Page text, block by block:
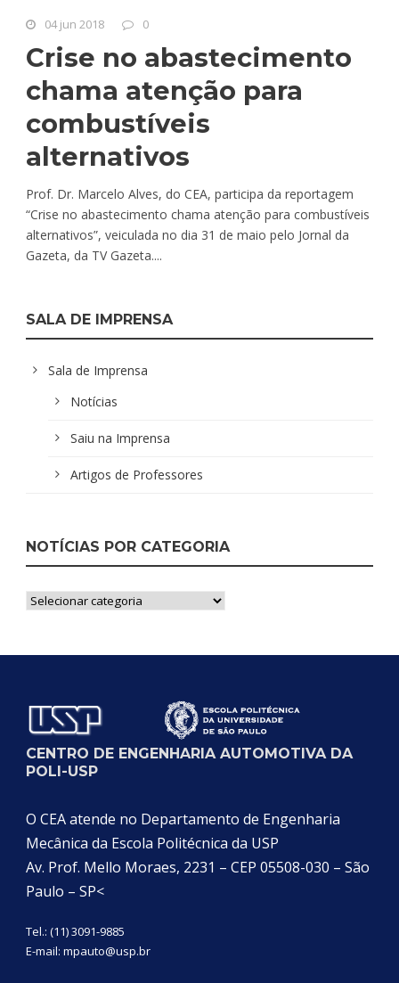
04 jun 2018 0
Crise no abastecimento
chama atenção para
combustíveis
alternativos
Prof. Dr. Marcelo Alves, do CEA, participa da reportagem
“Crise no abastecimento chama atenção para combustíveis
alternativos”, veiculada no dia 31 de maio pelo Jornal da
Gazeta, da TV Gazeta....
SALA DE IMPRENSA
Sala de Imprensa
Notícias
Saiu na Imprensa
Artigos de Professores
NOTÍCIAS POR CATEGORIA
Notícias
CENTRO DE ENGENHARIA AUTOMOTIVA DA
POLI-USP
O CEA atende no Departamento de Engenharia
Mecânica da Escola Politécnica da USP
Av. Prof. Mello Moraes, 2231 – CEP 05508-030 – São
Paulo – SP<
Tel.: (11) 3091-9885
E-mail: mpauto@usp.br